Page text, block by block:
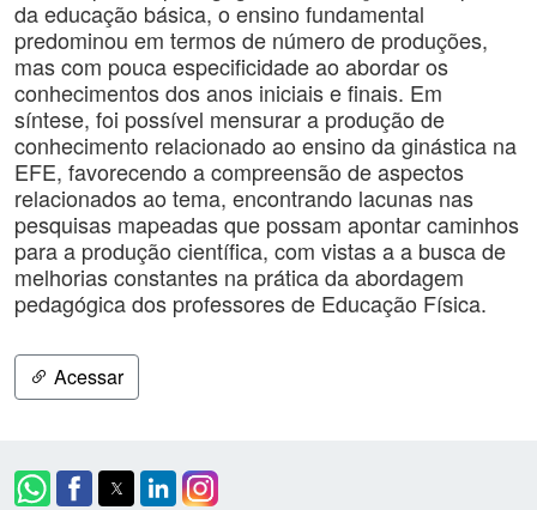
da educação básica, o ensino fundamental
predominou em termos de número de produções,
mas com pouca especificidade ao abordar os
conhecimentos dos anos iniciais e finais. Em
síntese, foi possível mensurar a produção de
conhecimento relacionado ao ensino da ginástica na
EFE, favorecendo a compreensão de aspectos
relacionados ao tema, encontrando lacunas nas
pesquisas mapeadas que possam apontar caminhos
para a produção científica, com vistas a a busca de
melhorias constantes na prática da abordagem
pedagógica dos professores de Educação Física.
Acessar